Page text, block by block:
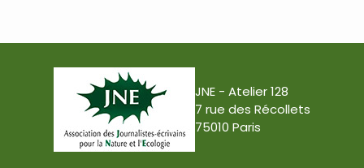
JNE - Atelier 128
7 rue des Récollets
75010 Paris